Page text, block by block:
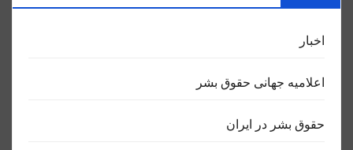
اخبار
اعلاميه جهانی حقوق بشر
حقوق بشر در ایران